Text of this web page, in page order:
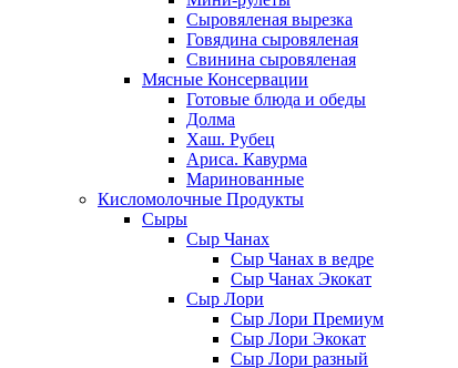
Сыровяленая вырезка
Говядина сыровяленая
Свинина сыровяленая
Мясные Консервации
Готовые блюда и обеды
Долма
Хаш. Рубец
Ариса. Кавурма
Маринованные
Кисломолочные Продукты
Сыры
Сыр Чанах
Сыр Чанах в ведре
Сыр Чанах Экокат
Сыр Лори
Сыр Лори Премиум
Сыр Лори Экокат
Сыр Лори разный